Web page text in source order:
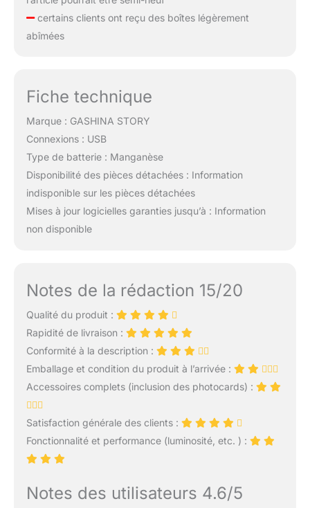
certains clients ont reçu des boîtes légèrement
abîmées
Fiche technique
Marque : GASHINA STORY
Connexions : USB
Type de batterie : Manganèse
Disponibilité des pièces détachées : Information
indisponible sur les pièces détachées
Mises à jour logicielles garanties jusqu’à : Information
non disponible
Notes de la rédaction 15/20
Qualité du produit :
Rapidité de livraison :
Conformité à la description :
Emballage et condition du produit à l’arrivée :
Accessoires complets (inclusion des photocards) :
Satisfaction générale des clients :
Fonctionnalité et performance (luminosité, etc. ) :
Notes des utilisateurs 4.6/5